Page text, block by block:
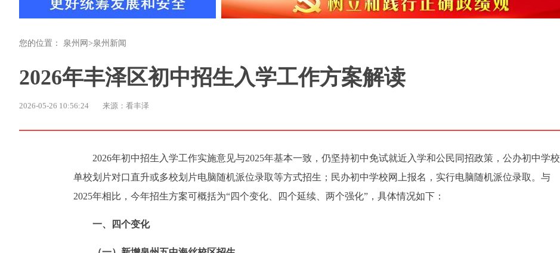
您的位置： 泉州网 >泉州新闻
2026年丰泽区初中招生入学工作方案解读
2026-05-26 10:56:24 来源：看丰泽
2026年初中招生入学工作实施意见与2025年基本一致，仍坚持初中免试就近入学和公民同招政策，公办初中学校
单校划片对口直升或多校划片电脑随机派位录取等方式招生；民办初中学校网上报名，实行电脑随机派位录取。与
2025年相比，今年招生方案可概括为“四个变化、四个延续、两个强化”，具体情况如下：
一、四个变化